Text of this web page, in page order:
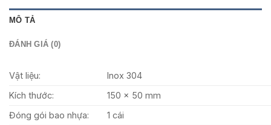
MÔ TẢ
ĐÁNH GIÁ (0)
Vật liệu:
Inox 304
Kích thước:
150 x 50 mm
Đóng gói bao nhựa:
1 cái